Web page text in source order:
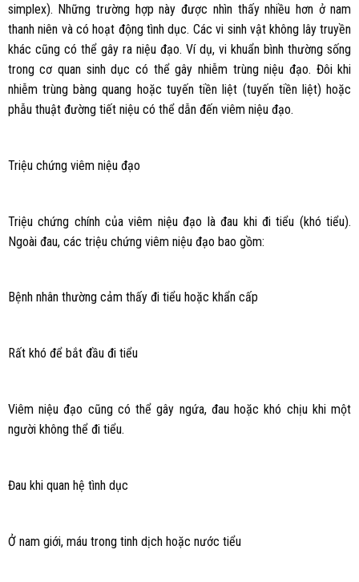
simplex). Những trường hợp này được nhìn thấy nhiều hơn ở nam
thanh niên và có hoạt động tình dục. Các vi sinh vật không lây truyền
khác cũng có thể gây ra niệu đạo. Ví dụ, vi khuẩn bình thường sống
trong cơ quan sinh dục có thể gây nhiễm trùng niệu đạo. Đôi khi
nhiễm trùng bàng quang hoặc tuyến tiền liệt (tuyến tiền liệt) hoặc
phẫu thuật đường tiết niệu có thể dẫn đến viêm niệu đạo.
Triệu chứng viêm niệu đạo
Triệu chứng chính của viêm niệu đạo là đau khi đi tiểu (khó tiểu).
Ngoài đau, các triệu chứng viêm niệu đạo bao gồm:
Bệnh nhân thường cảm thấy đi tiểu hoặc khẩn cấp
Rất khó để bắt đầu đi tiểu
Viêm niệu đạo cũng có thể gây ngứa, đau hoặc khó chịu khi một
người không thể đi tiểu.
Đau khi quan hệ tình dục
Ở nam giới, máu trong tinh dịch hoặc nước tiểu